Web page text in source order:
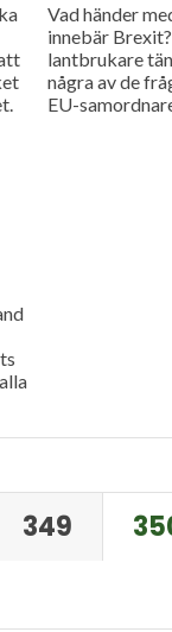
Vad händer
innebär
lantbrukare
några av de
EU-
349